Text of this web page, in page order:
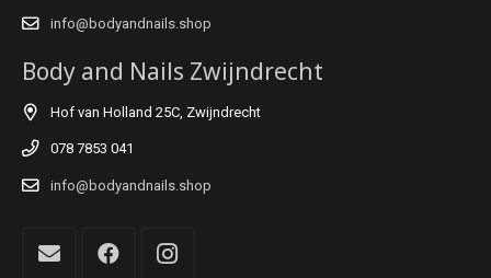
info@bodyandnails.shop
Body and Nails Zwijndrecht
Hof van Holland 25C, Zwijndrecht
078 7853 041
info@bodyandnails.shop